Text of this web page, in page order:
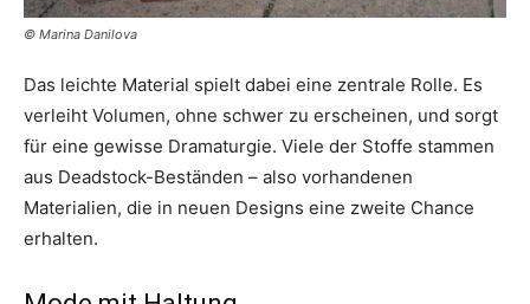
© Marina Danilova
Das leichte Material spielt dabei eine zentrale Rolle. Es
verleiht Volumen, ohne schwer zu erscheinen, und sorgt
für eine gewisse Dramaturgie. Viele der Stoffe stammen
aus Deadstock-Beständen – also vorhandenen
Materialien, die in neuen Designs eine zweite Chance
erhalten.